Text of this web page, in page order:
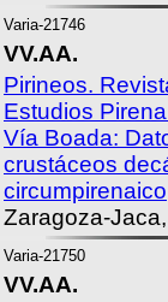
Varia-21746
VV.AA.
Pirineos.
Estudios
Vía Boada:
crustáceos
Zaragoza-
Varia-21750
VV.AA.